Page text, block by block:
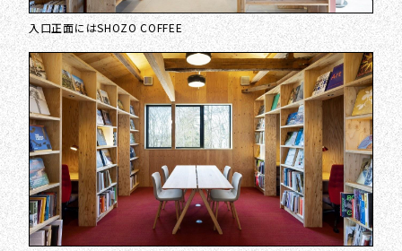
入口正面にはSHOZO COFFEE